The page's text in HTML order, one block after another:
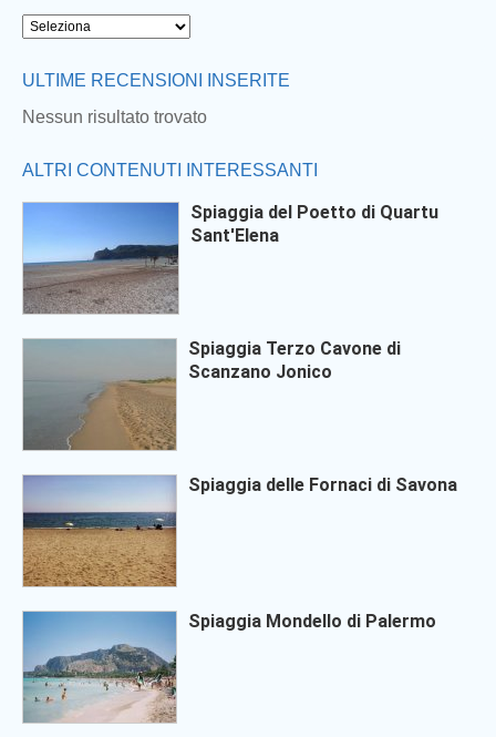
ULTIME RECENSIONI INSERITE
Nessun risultato trovato
ALTRI CONTENUTI INTERESSANTI
Spiaggia del Poetto di Quartu
Sant'Elena
Spiaggia Terzo Cavone di
Scanzano Jonico
Spiaggia delle Fornaci di Savona
Spiaggia Mondello di Palermo